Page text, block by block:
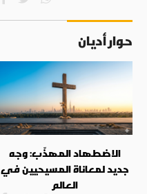
حوار أديان
الاضطهاد المهذّب: وجه
جديد لمعاناة المسيحيين في
العالم